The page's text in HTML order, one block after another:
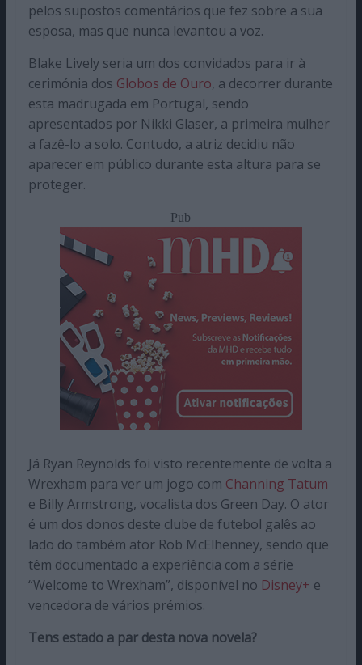
pelos supostos comentários que fez sobre a sua
esposa, mas que nunca levantou a voz.
Blake Lively seria um dos convidados para ir à
cerimónia dos Globos de Ouro, a decorrer durante
esta madrugada em Portugal, sendo
apresentados por Nikki Glaser, a primeira mulher
a fazê-lo a solo. Contudo, a atriz decidiu não
aparecer em público durante esta altura para se
proteger.
Pub
Já Ryan Reynolds foi visto recentemente de volta a
Wrexham para ver um jogo com Channing Tatum
e Billy Armstrong, vocalista dos Green Day. O ator
é um dos donos deste clube de futebol galês ao
lado do também ator Rob McElhenney, sendo que
têm documentado a experiência com a série
“Welcome to Wrexham”, disponível no Disney+ e
vencedora de vários prémios.
Tens estado a par desta nova novela?